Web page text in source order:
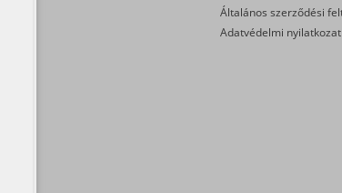
Adatvédelmi nyilatkozat